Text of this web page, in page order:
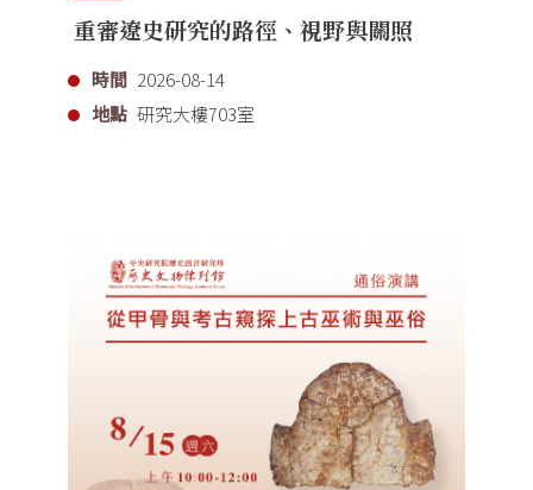
重審遼史研究的路徑、視野與關照
時間 2026-08-14
地點 研究大樓703室